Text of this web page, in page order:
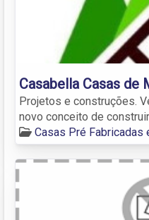
Casabella Casas de
Projetos e construções.
novo conceito de
Casas Pré Fabricadas